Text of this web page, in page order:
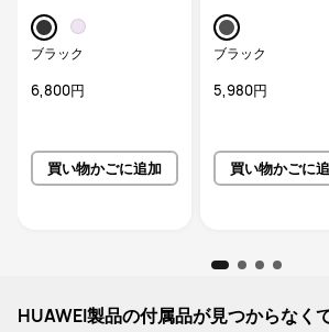
| 様々な情緒モニタリン
グ
ブラック
6,800円
買い物かごに追加
ブラック
5,980円
買い物かごに
HUAWEI製品の付属品が見つからなく